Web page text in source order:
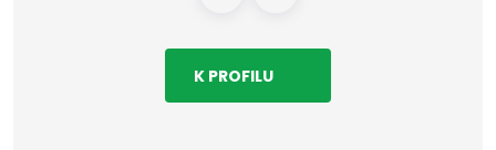
K PROFILU